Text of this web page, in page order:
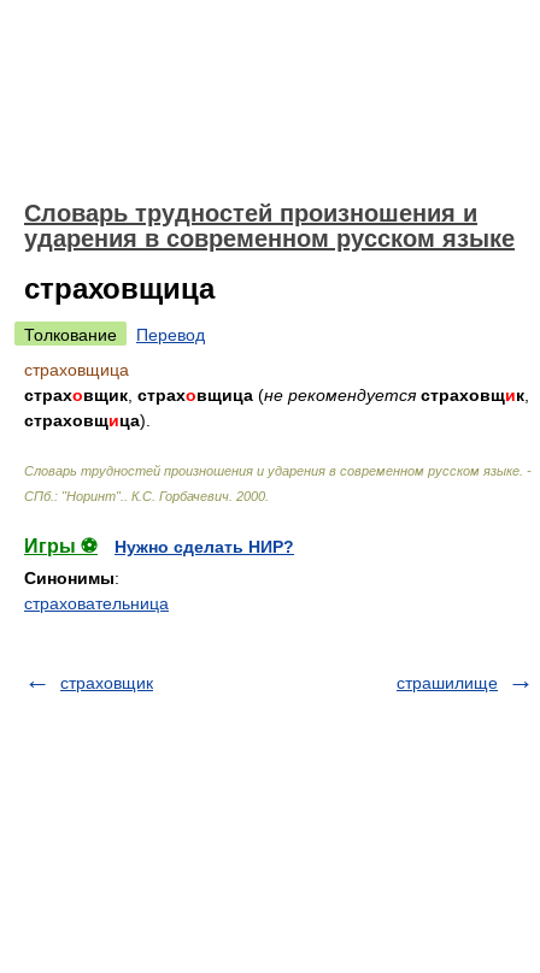
Словарь трудностей произношения и
ударения в современном русском языке
страховщица
Толкование
Перевод
страховщица
страховщик страховщица (не рекомендуется страховщик
страховщица).
Словарь трудностей произношения и ударения в современном русском языке. -
СПб.: "Норинт".
К.С. Горбачевич 2000
Игры ⚽
Нужно сделать НИР?
Синонимы:
страховательница
страховщик страшилище